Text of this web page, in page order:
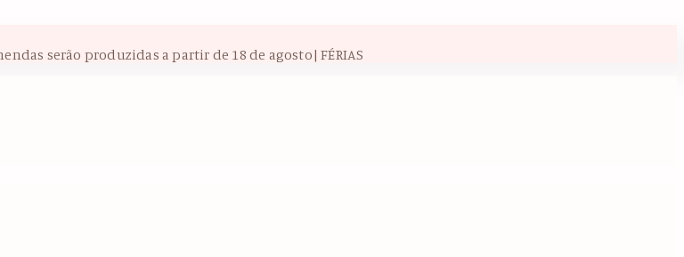
serão produzidas a partir de 18 de agosto| FÉRIAS